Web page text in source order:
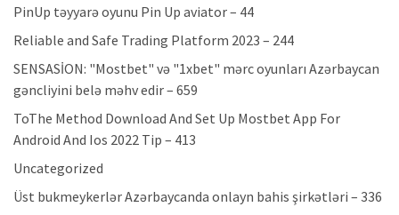
PinUp təyyarə oyunu Pin Up aviator – 44
Reliable and Safe Trading Platform 2023 – 244
SENSASİON: "Mostbet" və "1xbet" mərc oyunları Azərbaycan
gəncliyini belə məhv edir – 659
ToThe Method Download And Set Up Mostbet App For
Android And Ios 2022 Tip – 413
Uncategorized
Üst bukmeykerlər Azərbaycanda onlayn bahis şirkətləri – 336